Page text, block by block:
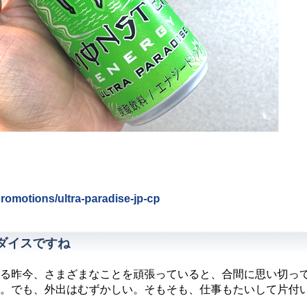
ultra-paradise-jp-cp
イスですね
昨今、さまざまなことを頑張っていると、合間に思い切っ
でも、外出はむずかしい。そもそも、仕事もたいして片付